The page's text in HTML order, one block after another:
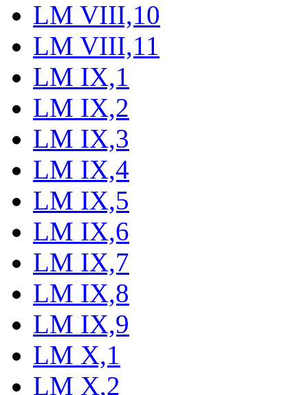
LM VIII,10
LM VIII,11
LM IX,1
LM IX,2
LM IX,3
LM IX,4
LM IX,5
LM IX,6
LM IX,7
LM IX,8
LM IX,9
LM X,1
LM X,2